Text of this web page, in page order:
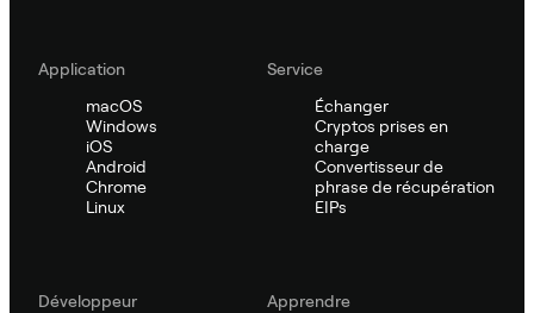
Application
macOS
Windows
iOS
Android
Chrome
Linux
Service
Échanger
Cryptos prises en
charge
Convertisseur de
phrase de récupération
EIPs
Développeur
Apprendre